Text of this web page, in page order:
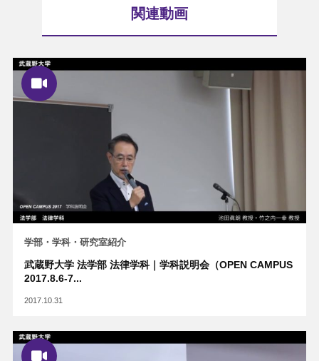
関連動画
学部・学科・研究室紹介
武蔵野大学 法学部 法律学科｜学科説明会（OPEN CAMPUS
2017.8.6-7...
2017.10.31